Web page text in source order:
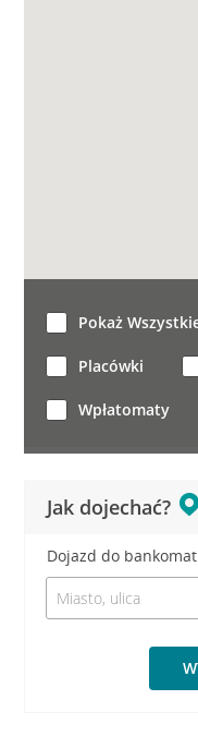
Jak dojechać?
Dojazd do
Pokaż
Placówki
Wpłatomaty